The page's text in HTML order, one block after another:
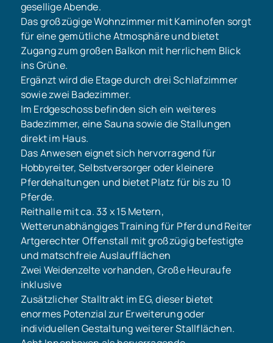
gesellige Abende.
Das großzügige Wohnzimmer mit Kaminofen sorgt
für eine gemütliche Atmosphäre und bietet
Zugang zum großen Balkon mit herrlichem Blick
ins Grüne.
Ergänzt wird die Etage durch drei Schlafzimmer
sowie zwei Badezimmer.
Im Erdgeschoss befinden sich ein weiteres
Badezimmer, eine Sauna sowie die Stallungen
direkt im Haus.
Das Anwesen eignet sich hervorragend für
Hobbyreiter, Selbstversorger oder kleinere
Pferdehaltungen und bietet Platz für bis zu 10
Pferde.
Reithalle mit ca. 33 x 15 Metern,
Wetterunabhängiges Training für Pferd und Reiter
Artgerechter Offenstall mit großzügig befestigte
und matschfreie Auslaufflächen
Zwei Weidenzelte vorhanden, Große Heuraufe
inklusive
Zusätzlicher Stalltrakt im EG, dieser bietet
enormes Potenzial zur Erweiterung oder
individuellen Gestaltung weiterer Stallflächen.